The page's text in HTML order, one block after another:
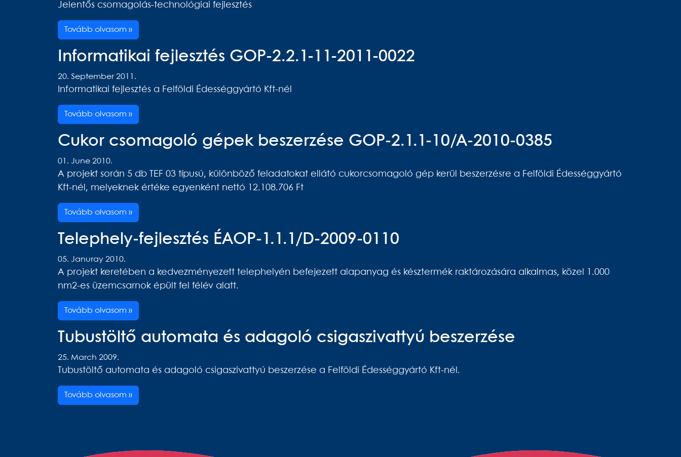
Jelentős csomagolás-technológiai fejlesztés
Tovább olvasom »
Informatikai fejlesztés GOP-2.2.1-11-2011-0022
20. September 2011.
Informatikai fejlesztés a Felföldi Édességgyártó Kft-nél
Tovább olvasom »
Cukor csomagoló gépek beszerzése GOP-2.1.1-10/A-2010-0385
01. June 2010.
A projekt során 5 db TEF 03 típusú, különböző feladatokat ellátó cukorcsomagoló gép kerül beszerzésre a Felföldi Édességgyártó
Kft-nél, melyeknek értéke egyenként nettó 12.108.706 Ft
Tovább olvasom »
Telephely-fejlesztés ÉAOP-1.1.1/D-2009-0110
05. Januray 2010.
A projekt keretében a kedvezményezett telephelyén befejezett alapanyag és késztermék raktározására alkalmas, közel 1.000
nm2-es üzemcsarnok épült fel félév alatt.
Tovább olvasom »
Tubustöltő automata és adagoló csigaszivattyú beszerzése
25. March 2009.
Tubustöltő automata és adagoló csigaszivattyú beszerzése a Felföldi Édességgyártó Kft-nél.
Tovább olvasom »